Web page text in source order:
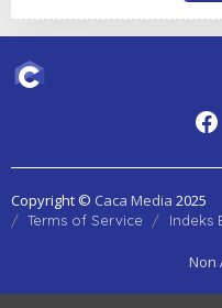
Copyright © Caca Media 2025
Terms of Service Indeks
Non